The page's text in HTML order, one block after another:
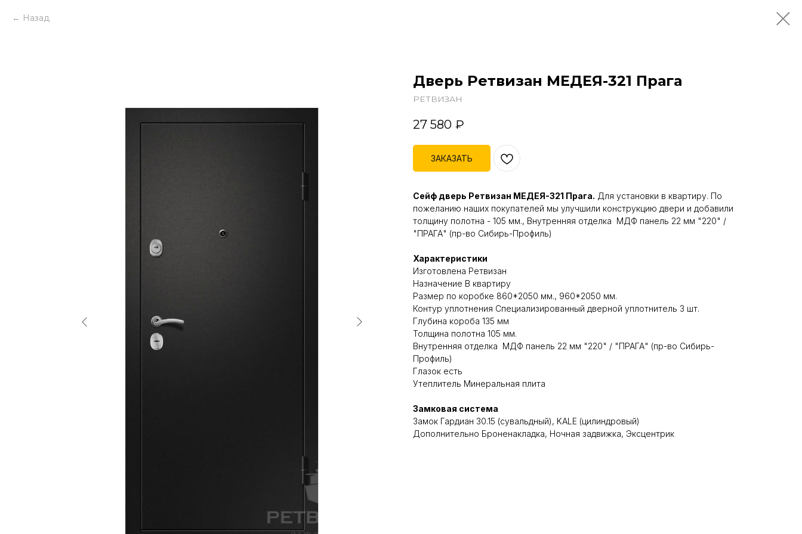
Назад
Дверь Ретвизан МЕДЕЯ-321 Прага
РЕТВИЗАН
27 580 ₽
ЗАКАЗАТЬ
Сейф дверь Ретвизан МЕДЕЯ-321 Прага. Для установки в квартиру. По
пожеланию наших покупателей мы улучшили конструкцию двери и добавили
толщину полотна - 105 мм., Внутренняя отделка МДФ панель 22 мм "220" /
"ПРАГА" (пр-во Сибирь-Профиль)
Характеристики
Изготовлена Ретвизан
Назначение В квартиру
Размер по коробке 860*2050 мм., 960*2050 мм.
Контур уплотнения Специализированный дверной уплотнитель 3 шт.
Глубина короба 135 мм
Толщина полотна 105 мм.
Внутренняя отделка МДФ панель 22 мм "220" / "ПРАГА" (пр-во Сибирь-
Профиль)
Глазок есть
Утеплитель Минеральная плита
Замковая система
Замок Гардиан 30.15 (сувальдный), KALE (цилиндровый)
Дополнительно Броненакладка, Ночная задвижка, Эксцентрик